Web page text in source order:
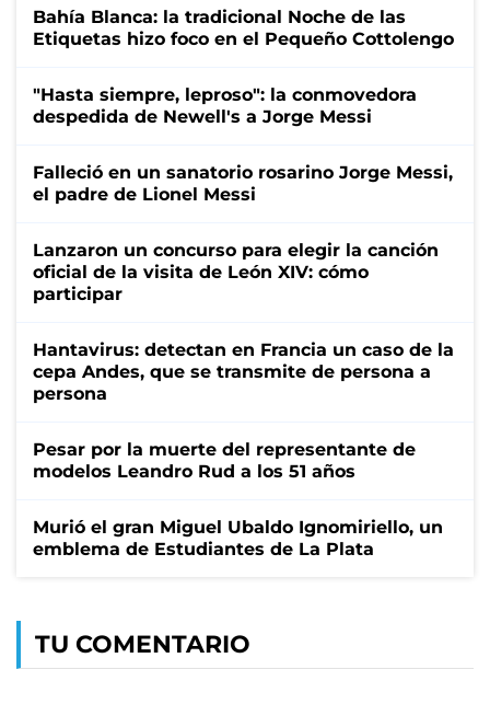
Bahía Blanca: la tradicional Noche de las
Etiquetas hizo foco en el Pequeño Cottolengo
"Hasta siempre, leproso": la conmovedora
despedida de Newell's a Jorge Messi
Falleció en un sanatorio rosarino Jorge Messi,
el padre de Lionel Messi
Lanzaron un concurso para elegir la canción
oficial de la visita de León XIV: cómo
participar
Hantavirus: detectan en Francia un caso de la
cepa Andes, que se transmite de persona a
persona
Pesar por la muerte del representante de
modelos Leandro Rud a los 51 años
Murió el gran Miguel Ubaldo Ignomiriello, un
emblema de Estudiantes de La Plata
TU COMENTARIO